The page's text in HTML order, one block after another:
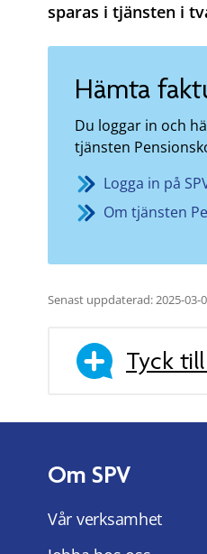
sparas i tjänsten i
Hämta
Du loggar in och
tjänsten
Logga in på
Om tjänsten
Senast uppdaterad: 2025-03-
Tyck
Om SPV
Vår verksamhet